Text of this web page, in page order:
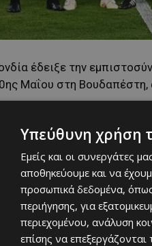
έδειξε την
Μαΐου στη
Υπεύθυνη χρήση
Εμείς και οι συνεργάτες
αποθηκεύουμε και να
προσωπικά δεδομένα,
περιήγησης, για
περιεχομένου, ανάλυση
επίσης να